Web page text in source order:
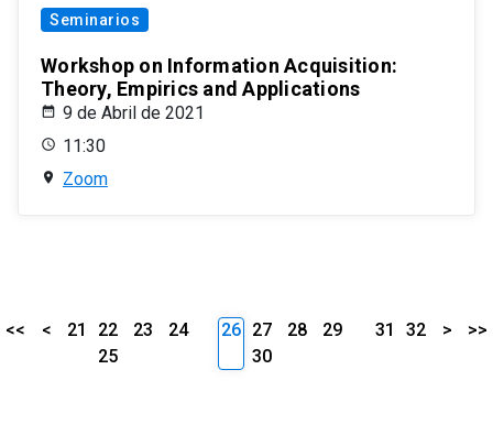
Seminarios
Workshop on Information Acquisition:
Theory, Empirics and Applications
9 de Abril de 2021
11:30
Zoom
<< < 21 22 23
24
25
26 27 28
29
30
31 32 > >>